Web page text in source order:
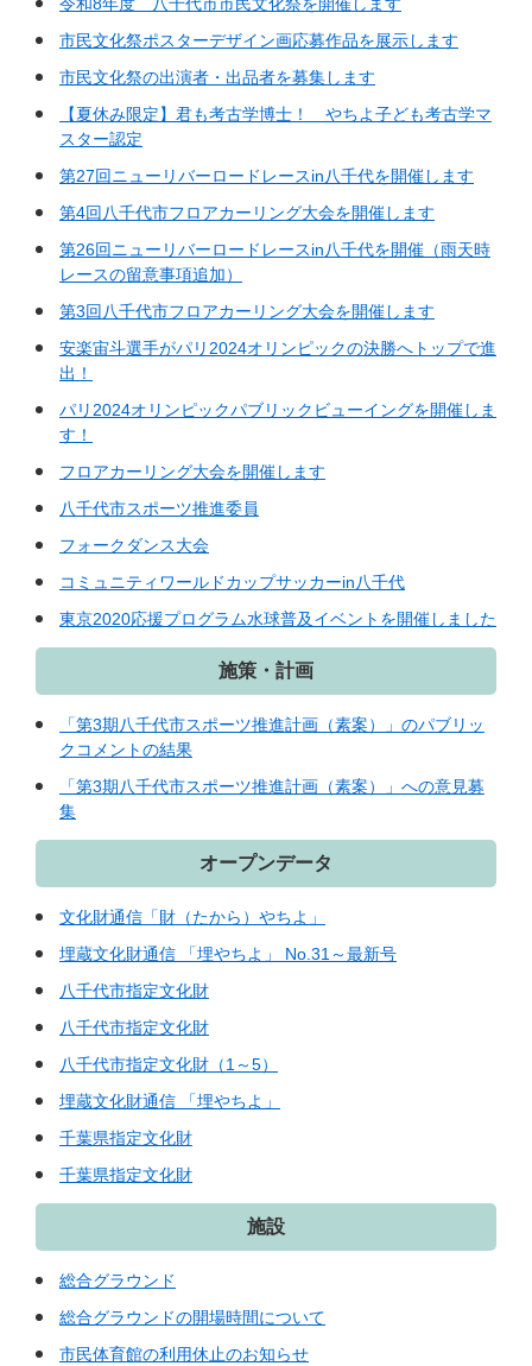
令和8年度 八千代市市民文化祭を開催します
市民文化祭ポスターデザイン画応募作品を展示します
市民文化祭の出演者・出品者を募集します
【夏休み限定】君も考古学博士！ やちよ子ども考古学マ
スター認定
第27回ニューリバーロードレースin八千代を開催します
第4回八千代市フロアカーリング大会を開催します
第26回ニューリバーロードレースin八千代を開催（雨天時
レースの留意事項追加）
第3回八千代市フロアカーリング大会を開催します
安楽宙斗選手がパリ2024オリンピックの決勝へトップで進
出！
パリ2024オリンピックパブリックビューイングを開催しま
す！
フロアカーリング大会を開催します
八千代市スポーツ推進委員
フォークダンス大会
コミュニティワールドカップサッカーin八千代
東京2020応援プログラム水球普及イベントを開催しました
施策・計画
「第3期八千代市スポーツ推進計画（素案）」のパブリッ
クコメントの結果
「第3期八千代市スポーツ推進計画（素案）」への意見募
集
オープンデータ
文化財通信「財（たから）やちよ」
埋蔵文化財通信 「埋やちよ」 No.31～最新号
八千代市指定文化財
八千代市指定文化財
八千代市指定文化財（1～5）
埋蔵文化財通信 「埋やちよ」
千葉県指定文化財
千葉県指定文化財
施設
総合グラウンド
総合グラウンドの開場時間について
市民体育館の利用休止のお知らせ